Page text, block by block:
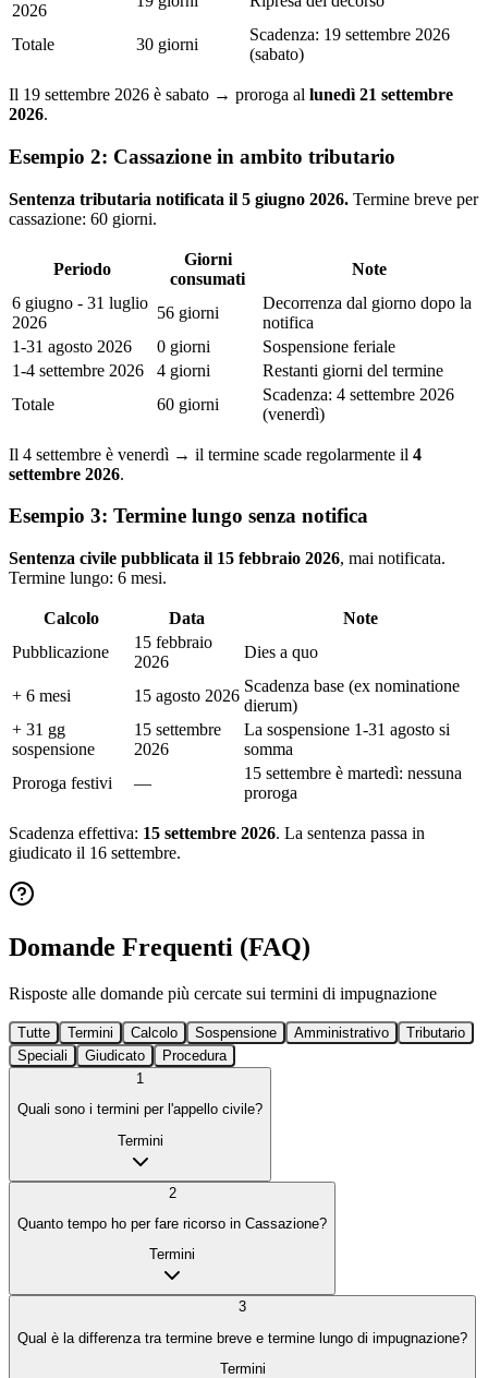
2026
Totale 30 giorni
Scadenza: 19 settembre 2026
(sabato)
Il 19 settembre 2026 è sabato → proroga al lunedì 21 settembre
2026.
Esempio 2: Cassazione in ambito tributario
Sentenza tributaria notificata il 5 giugno 2026. Termine breve per
cassazione: 60 giorni.
Periodo
Giorni
consumati
Note
6 giugno - 31 luglio
2026
56 giorni
Decorrenza dal giorno dopo la
notifica
1-31 agosto 2026
0 giorni
Sospensione feriale
1-4 settembre 2026
4 giorni
Restanti giorni del termine
Totale
60 giorni
Scadenza: 4 settembre 2026
(venerdì)
Il 4 settembre è venerdì → il termine scade regolarmente il 4
settembre 2026.
Esempio 3: Termine lungo senza notifica
Sentenza civile pubblicata il 15 febbraio 2026, mai notificata.
Termine lungo: 6 mesi.
Calcolo Data
Note
Pubblicazione
15 febbraio
2026
Dies a quo
+ 6 mesi 15 agosto 2026
Scadenza base (ex nominatione
dierum)
+ 31 gg
sospensione
15 settembre
2026
La sospensione 1-31 agosto si
somma
Proroga festivi
—
15 settembre è martedì: nessuna
proroga
Scadenza effettiva: 15 settembre 2026. La sentenza passa in
giudicato il 16 settembre.
Domande Frequenti (FAQ)
Risposte alle domande più cercate sui termini di impugnazione
Tutte Termini Calcolo Sospensione Amministrativo
Tributario
Speciali
Giudicato
Procedura
1
Quali sono i termini per l'appello civile?
Termini
2
Quanto tempo ho per fare ricorso in Cassazione?
Termini
3
Qual è la differenza tra termine breve e termine lungo di impugnazione?
Termini